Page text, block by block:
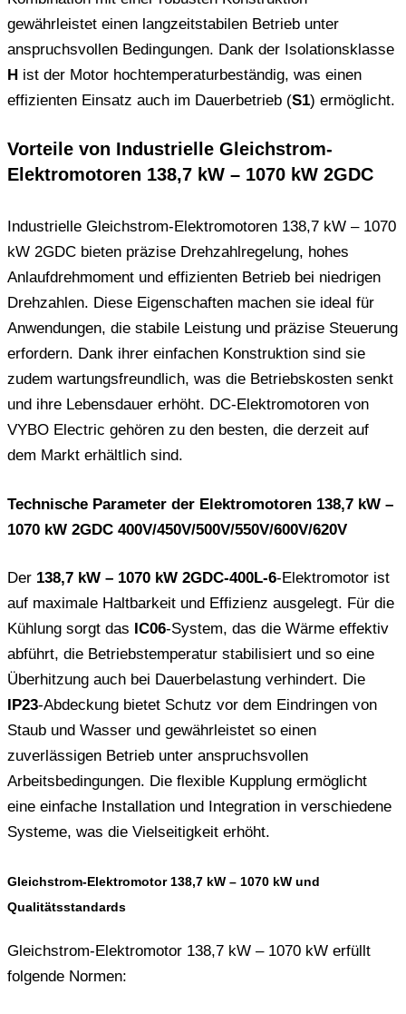
gewährleistet einen langzeitstabilen Betrieb unter
anspruchsvollen Bedingungen. Dank der Isolationsklasse
H ist der Motor hochtemperaturbeständig, was einen
effizienten Einsatz auch im Dauerbetrieb (S1) ermöglicht.
Vorteile von Industrielle Gleichstrom-
Elektromotoren 138,7 kW – 1070 kW 2GDC
Industrielle Gleichstrom-Elektromotoren 138,7 kW – 1070
kW 2GDC bieten präzise Drehzahlregelung, hohes
Anlaufdrehmoment und effizienten Betrieb bei niedrigen
Drehzahlen. Diese Eigenschaften machen sie ideal für
Anwendungen, die stabile Leistung und präzise Steuerung
erfordern. Dank ihrer einfachen Konstruktion sind sie
zudem wartungsfreundlich, was die Betriebskosten senkt
und ihre Lebensdauer erhöht. DC-Elektromotoren von
VYBO Electric gehören zu den besten, die derzeit auf
dem Markt erhältlich sind.
Technische Parameter der Elektromotoren 138,7 kW –
1070 kW 2GDC 400V/450V/500V/550V/600V/620V
Der 138,7 kW – 1070 kW 2GDC-400L-6-Elektromotor ist
auf maximale Haltbarkeit und Effizienz ausgelegt. Für die
Kühlung sorgt das IC06-System, das die Wärme effektiv
abführt, die Betriebstemperatur stabilisiert und so eine
Überhitzung auch bei Dauerbelastung verhindert. Die
IP23-Abdeckung bietet Schutz vor dem Eindringen von
Staub und Wasser und gewährleistet so einen
zuverlässigen Betrieb unter anspruchsvollen
Arbeitsbedingungen. Die flexible Kupplung ermöglicht
eine einfache Installation und Integration in verschiedene
Systeme, was die Vielseitigkeit erhöht.
Gleichstrom-Elektromotor 138,7 kW – 1070 kW und
Qualitätsstandards
Gleichstrom-Elektromotor 138,7 kW – 1070 kW erfüllt
folgende Normen: